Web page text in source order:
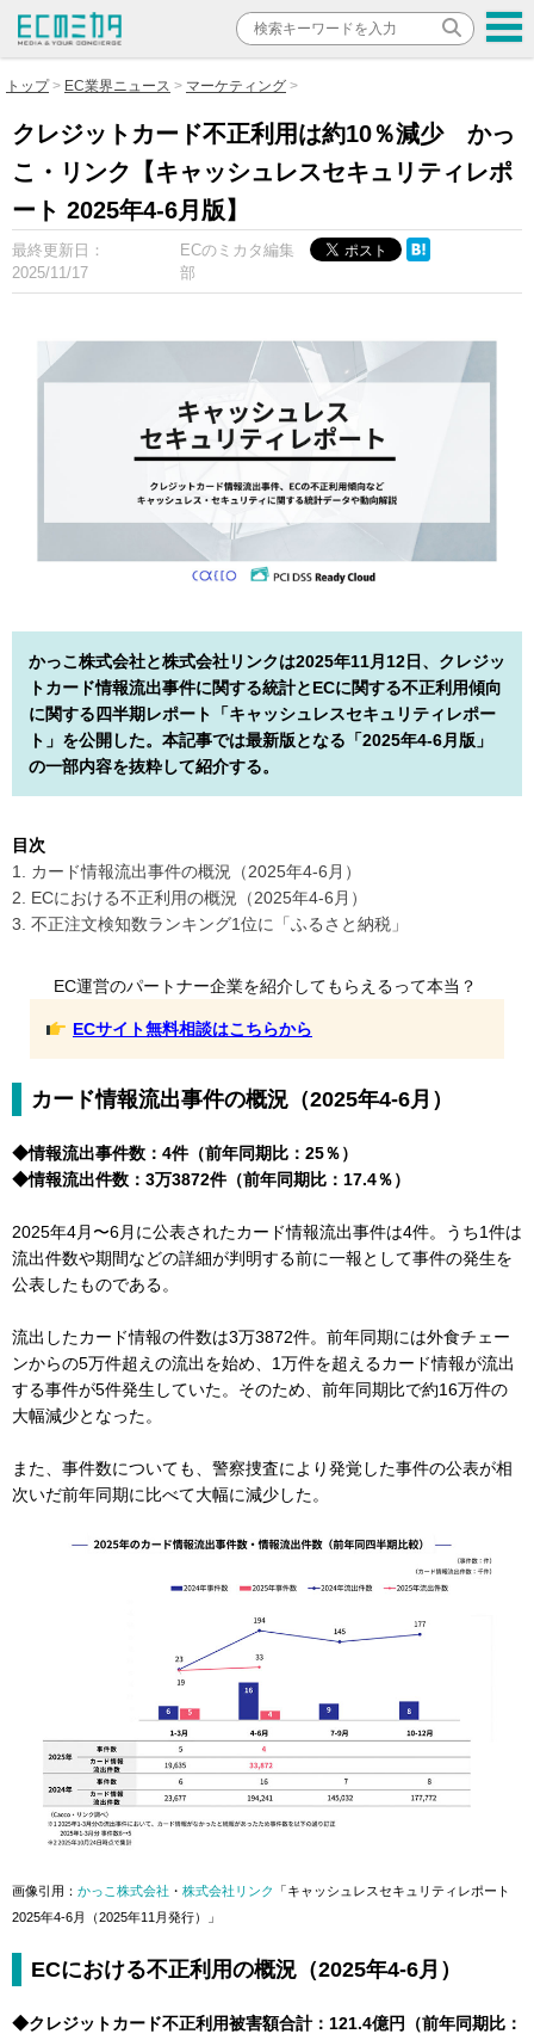
トップ EC業界ニュース マーケティング
クレジットカード不正利用は約10％減少 かっ
こ・リンク【キャッシュレスセキュリティレポ
ート 2025年4-6月版】
最終更新日：
2025/11/17
ECのミカタ編集
部
かっこ株式会社と株式会社リンクは2025年11月12日、クレジッ
トカード情報流出事件に関する統計とECに関する不正利用傾向
に関する四半期レポート「キャッシュレスセキュリティレポー
ト」を公開した。本記事では最新版となる「2025年4-6月版」
の一部内容を抜粋して紹介する。
目次
1. カード情報流出事件の概況（2025年4-6月）
2. ECにおける不正利用の概況（2025年4-6月）
3. 不正注文検知数ランキング1位に「ふるさと納税」
EC運営のパートナー企業を紹介してもらえるって本当？
ECサイト無料相談はこちらから
カード情報流出事件の概況（2025年4-6月）
◆情報流出事件数：4件（前年同期比：25％）
◆情報流出件数：3万3872件（前年同期比：17.4％）
2025年4月〜6月に公表されたカード情報流出事件は4件。うち1件は
流出件数や期間などの詳細が判明する前に一報として事件の発生を
公表したものである。
流出したカード情報の件数は3万3872件。前年同期には外食チェー
ンからの5万件超えの流出を始め、1万件を超えるカード情報が流出
する事件が5件発生していた。そのため、前年同期比で約16万件の
大幅減少となった。
また、事件数についても、警察捜査により発覚した事件の公表が相
次いだ前年同期に比べて大幅に減少した。
画像引用： かっこ株式会社 ・ 株式会社リンク
「キャッシュレスセキュリティレポート
2025年4-6月（2025年11月発行）」
ECにおける不正利用の概況（2025年4-6月）
◆クレジットカード不正利用被害額合計：121.4億円（前年同期比：